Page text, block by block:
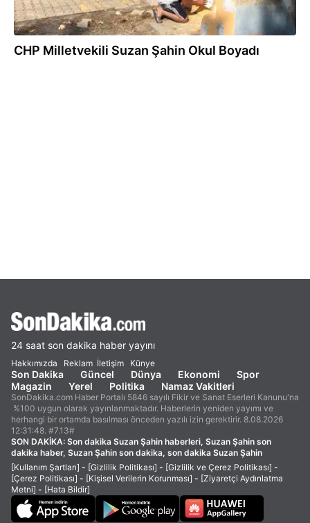
CHP Milletvekili Suzan Şahin Okul Boyadı
24 saat son dakika haber yayını
Hakkımızda Reklam İletişim Künye
Son Dakika Güncel Dünya Ekonomi
Spor
Magazin
Yerel Politika Namaz Vakitleri
SonDakika.com Haber Portalı 5846 sayılı Fikir ve Sanat Eserleri Kanunu'na
%100 uygun olarak yayınlanmaktadır. Haberlerin yeniden yayımı ve
herhangi bir ortamda basılması önceden yazılı izin gerektirir. 8.08.2026
12:31:48. #7.13#
SON DAKİKA: Son dakika Suzan Şahin haberleri, Suzan Şahin son
dakika haber, Suzan Şahin son dakika, son dakika Suzan Şahin
[Kullanım Şartları] - [Gizlilik Politikası] - [Gizlilik ve Çerez Politikası] -
[Çerez Politikası] - [Kişisel Verilerin Korunması] - [Ziyaretçi Aydınlatma
Metni] - [Hata Bildir]